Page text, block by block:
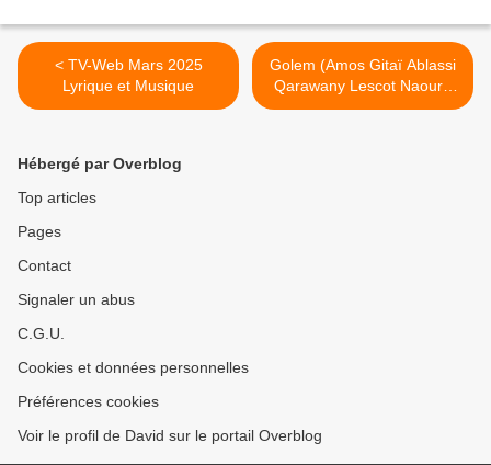
< TV-Web Mars 2025
Lyrique et Musique
Golem (Amos Gitaï Ablassi
Qarawany Lescot Naouri)
Théâtre la Colline >
Hébergé par Overblog
Top articles
Pages
Contact
Signaler un abus
C.G.U.
Cookies et données personnelles
Préférences cookies
Voir le profil de David sur le portail Overblog